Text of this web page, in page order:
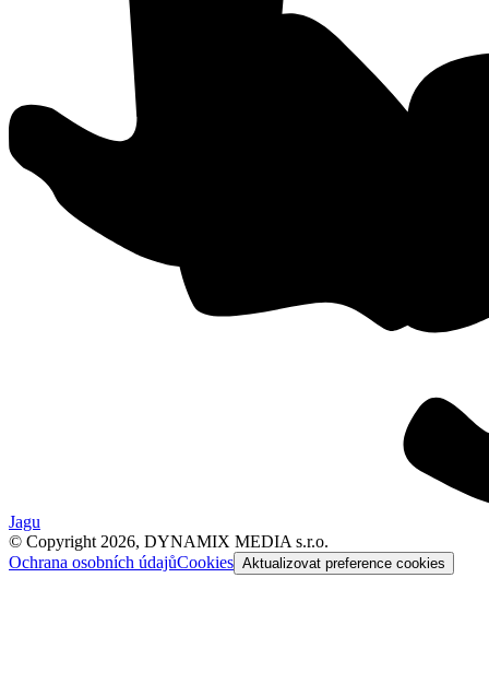
Jagu
© Copyright 2026, DYNAMIX MEDIA s.r.o.
Ochrana osobních údajůCookies Aktualizovat preference cookies